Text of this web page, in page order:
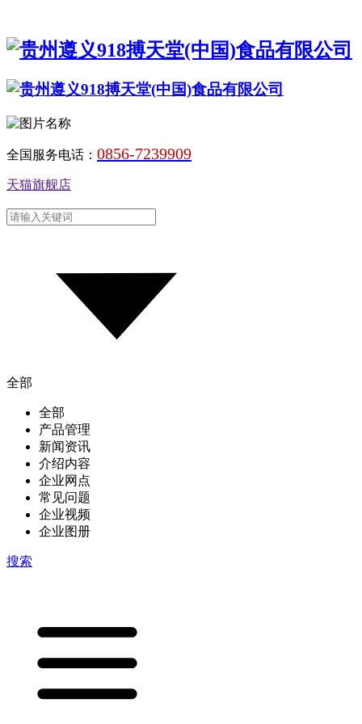
全国服务电话： 0856-7239909
天猫旗舰店
全部
全部
产品管理
新闻资讯
介绍内容
企业网点
常见问题
企业视频
企业图册
搜索